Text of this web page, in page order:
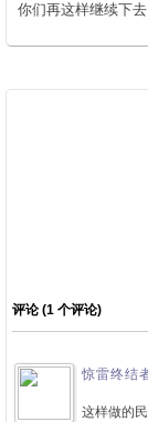
你们再这样继续下
评论 (1 个评论)
惊雷终结
这样做的